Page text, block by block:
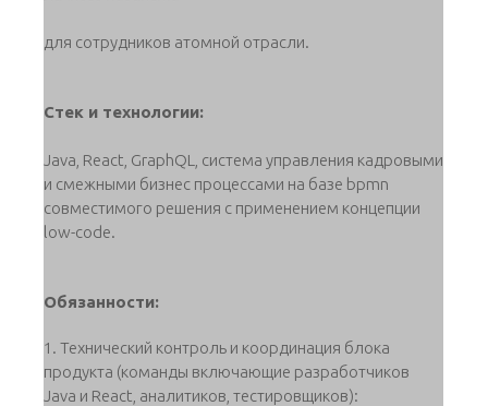
для сотрудников атомной отрасли.
Стек и технологии:
Java, React, GraphQL, система управления кадровыми
и смежными бизнес процессами на базе bpmn
совместимого решения с применением концепции
low-code.
Обязанности:
1. Технический контроль и координация блока
продукта (команды включающие разработчиков
Java и React, аналитиков, тестировщиков):